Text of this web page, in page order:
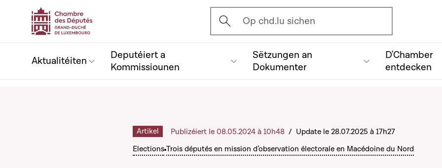
Ouvrir l'écran de recherche
Op chd.lu sichen
Aktualitéiten
Deputéiert a
Kommissiounen
Sëtzungen an
Dokumenter
D'Chamber
entdecken
Elections Trois députés en mission d’observation électorale en Macédoine du Nord
Artikel Publizéiert le 08.05.2024 à 10h48 / Update le 28.07.2025 à 17h27